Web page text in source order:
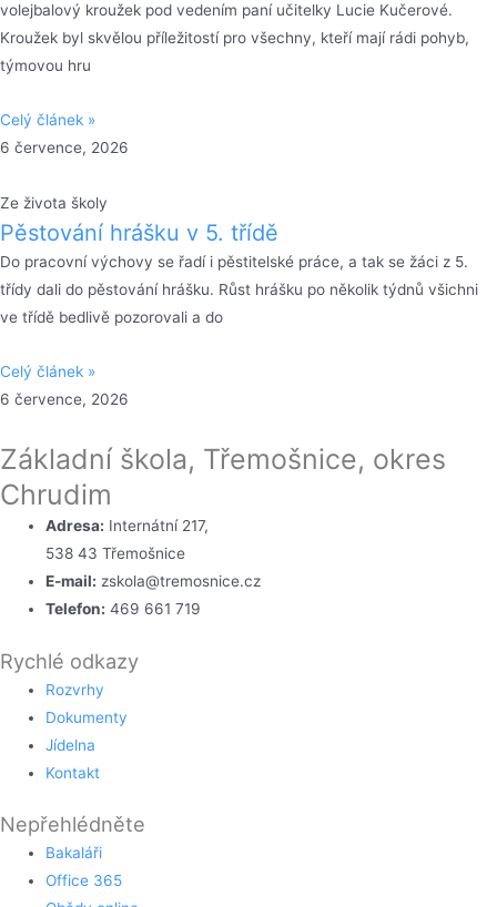
volejbalový kroužek pod vedením paní učitelky Lucie Kučerové.
Kroužek byl skvělou příležitostí pro všechny, kteří mají rádi pohyb,
týmovou hru
Celý článek »
6 července, 2026
Ze života školy
Pěstování hrášku v 5. třídě
Do pracovní výchovy se řadí i pěstitelské práce, a tak se žáci z 5.
třídy dali do pěstování hrášku. Růst hrášku po několik týdnů všichni
ve třídě bedlivě pozorovali a do
Celý článek »
6 července, 2026
Základní škola, Třemošnice, okres
Chrudim
Adresa: Internátní 217,
538 43 Třemošnice
E-mail: zskola@tremosnice.cz
Telefon: 469 661 719
Rychlé odkazy
Rozvrhy
Dokumenty
Jídelna
Kontakt
Nepřehlédněte
Bakaláři
Office 365